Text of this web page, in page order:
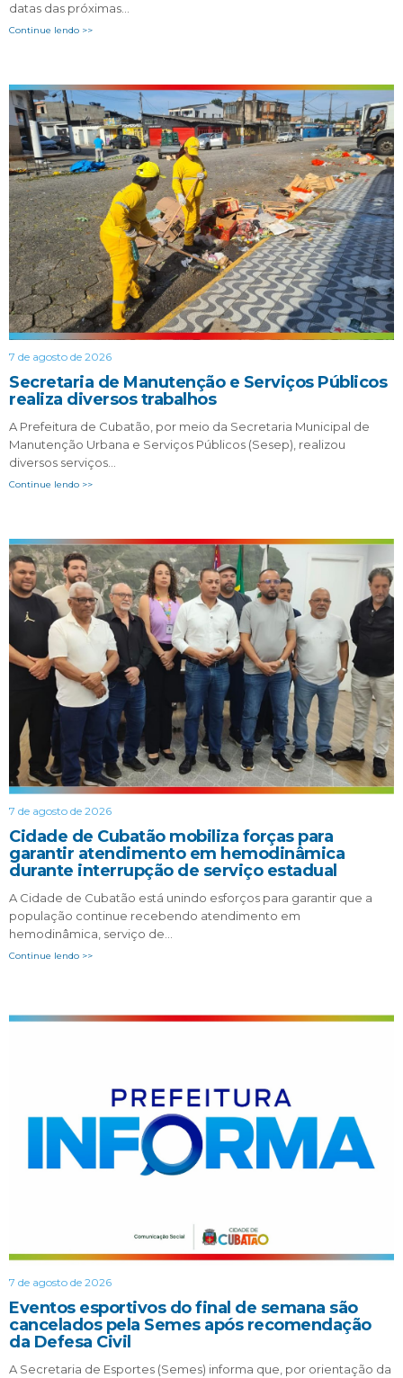
datas das próximas…
Continue lendo >>
7 de agosto de 2026
Secretaria de Manutenção e Serviços Públicos
realiza diversos trabalhos
A Prefeitura de Cubatão, por meio da Secretaria Municipal de
Manutenção Urbana e Serviços Públicos (Sesep), realizou
diversos serviços…
Continue lendo >>
7 de agosto de 2026
Cidade de Cubatão mobiliza forças para
garantir atendimento em hemodinâmica
durante interrupção de serviço estadual
A Cidade de Cubatão está unindo esforços para garantir que a
população continue recebendo atendimento em
hemodinâmica, serviço de…
Continue lendo >>
7 de agosto de 2026
Eventos esportivos do final de semana são
cancelados pela Semes após recomendação
da Defesa Civil
A Secretaria de Esportes (Semes) informa que, por orientação da